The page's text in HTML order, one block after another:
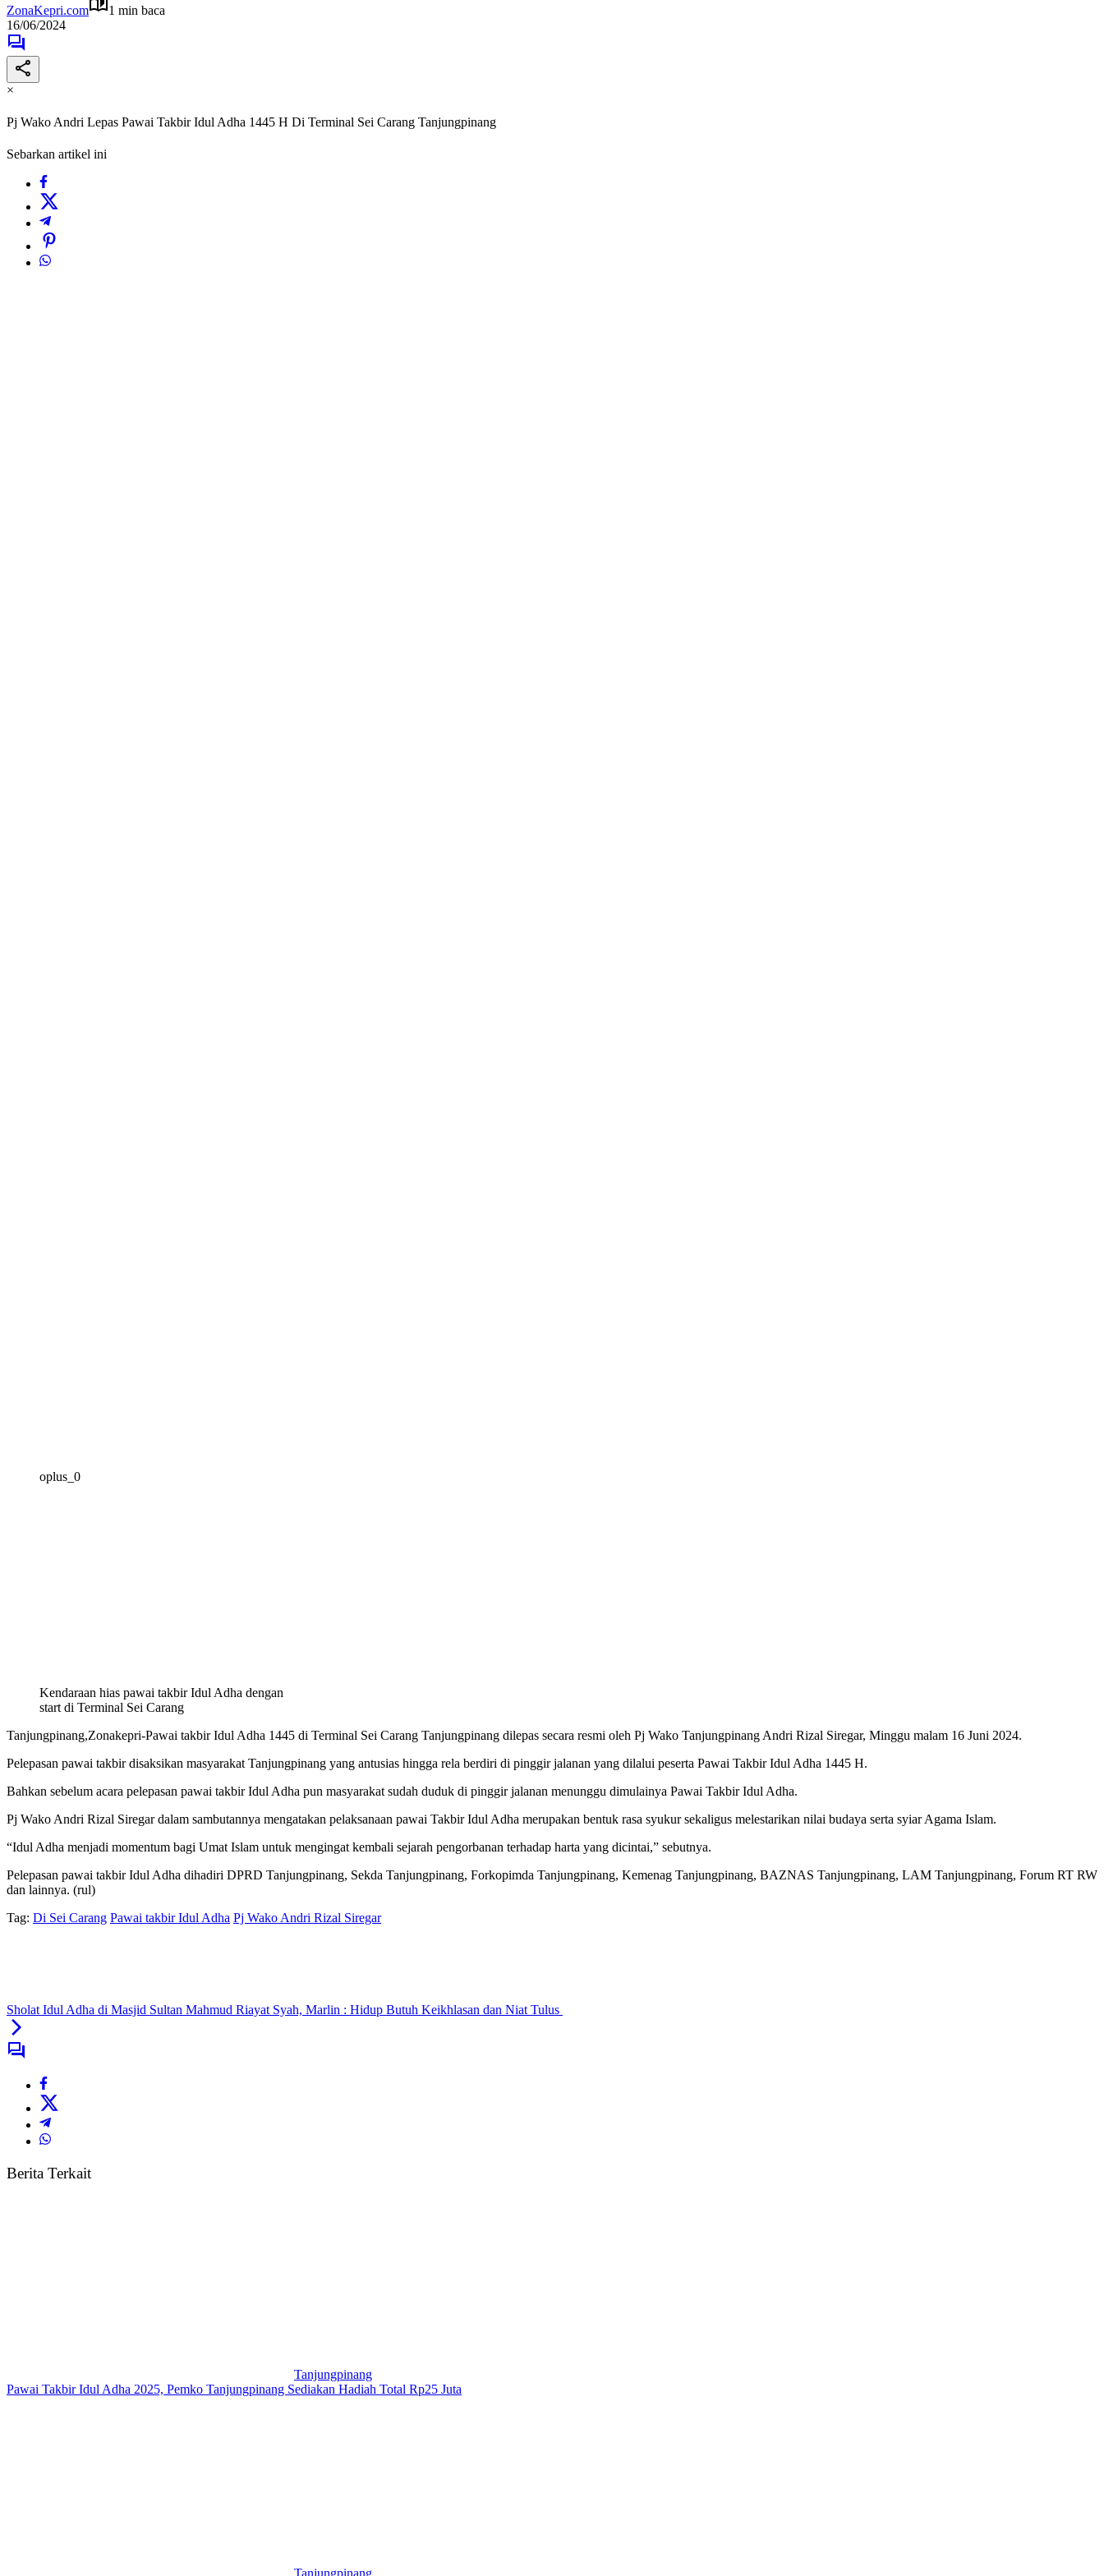
ZonaKepri.com
1 min baca
16/06/2024
×
Pj Wako Andri Lepas Pawai Takbir Idul Adha 1445 H Di Terminal Sei Carang Tanjungpinang
Sebarkan artikel ini
oplus_0
Kendaraan hias pawai takbir Idul Adha dengan
start di Terminal Sei Carang
Tanjungpinang,Zonakepri-Pawai takbir Idul Adha 1445 di Terminal Sei Carang Tanjungpinang dilepas secara resmi oleh Pj Wako Tanjungpinang Andri Rizal Siregar, Minggu malam 16 Juni 2024.
Pelepasan pawai takbir disaksikan masyarakat Tanjungpinang yang antusias hingga rela berdiri di pinggir jalanan yang dilalui peserta Pawai Takbir Idul Adha 1445 H.
Bahkan sebelum acara pelepasan pawai takbir Idul Adha pun masyarakat sudah duduk di pinggir jalanan menunggu dimulainya Pawai Takbir Idul Adha.
Pj Wako Andri Rizal Siregar dalam sambutannya mengatakan pelaksanaan pawai Takbir Idul Adha merupakan bentuk rasa syukur sekaligus melestarikan nilai budaya serta syiar Agama Islam.
“Idul Adha menjadi momentum bagi Umat Islam untuk mengingat kembali sejarah pengorbanan terhadap harta yang dicintai,” sebutnya.
Pelepasan pawai takbir Idul Adha dihadiri DPRD Tanjungpinang, Sekda Tanjungpinang, Forkopimda Tanjungpinang, Kemenag Tanjungpinang, BAZNAS Tanjungpinang, LAM Tanjungpinang, Forum RT RW
dan lainnya. (rul)
Tag: Di Sei Carang Pawai takbir Idul Adha Pj Wako Andri Rizal Siregar
Sholat Idul Adha di Masjid Sultan Mahmud Riayat Syah, Marlin : Hidup Butuh Keikhlasan dan Niat Tulus
Berita Terkait
Tanjungpinang
Pawai Takbir Idul Adha 2025, Pemko Tanjungpinang Sediakan Hadiah Total Rp25 Juta
Tanjungpinang